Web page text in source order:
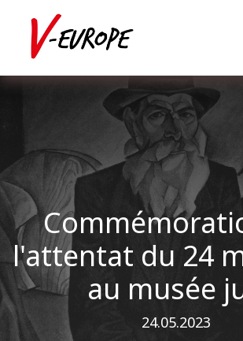
l'attentat du 24
au musée
24.05.2023